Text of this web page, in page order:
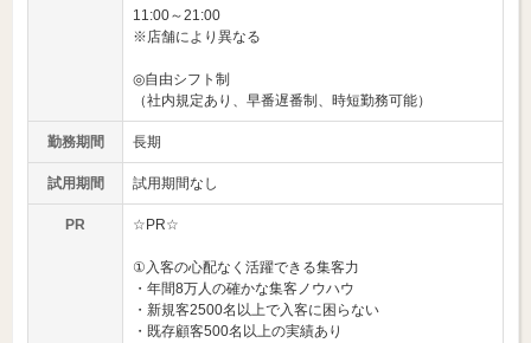
11:00～21:00
※店舗により異なる
◎自由シフト制
（社内規定あり、早番遅番制、時短勤務可能）
勤務期間 長期
試用期間 試用期間なし
PR ☆PR☆
①入客の心配なく活躍できる集客力
・年間8万人の確かな集客ノウハウ
・新規客2500名以上で入客に困らない
・既存顧客500名以上の実績あり